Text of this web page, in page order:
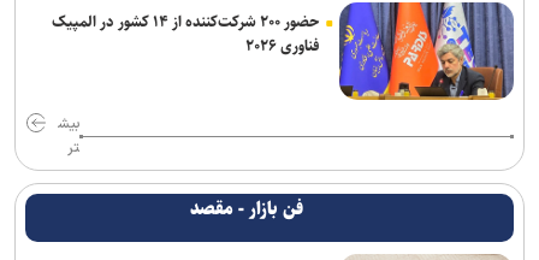
حضور ۲۰۰ شرکت‌کننده از ۱۴ کشور در المپیک
فناوری ۲۰۲۶
بیش
تر
فن بازار - مقصد